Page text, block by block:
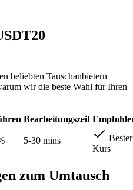
beliebten Tauschanbietern
wir die beste Wahl für Ihren
Bearbeitungszeit
5-30 mins
Bester
Kurs
zum Umtausch